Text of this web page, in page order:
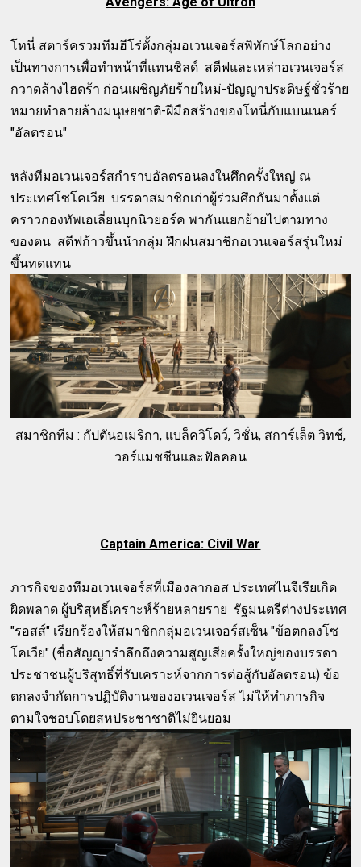
โทนี่ สตาร์ครวมทีมฮีโร่ตั้งกลุ่มอเวนเจอร์สพิทักษ์โลกอย่าง
เป็นทางการเพื่อทำหน้าที่แทนชิลด์ สตีฟและเหล่าอเวนเจอร์ส
กวาดล้างไฮดร้า ก่อนเผชิญภัยร้ายใหม่-ปัญญาประดิษฐ์ชั่วร้าย
หมายทำลายล้างมนุษยชาติ-ฝีมือสร้างของโทนี่กับแบนเนอร์
"อัลตรอน"
หลังทีมอเวนเจอร์สกำราบอัลตรอนลงในศึกครั้งใหญ่ ณ
ประเทศโซโคเวีย บรรดาสมาชิกเก่าผู้ร่วมศึกกันมาตั้งแต่
คราวกองทัพเอเลี่ยนบุกนิวยอร์ค พากันแยกย้ายไปตามทาง
ของตน สตีฟก้าวขึ้นนำกลุ่ม ฝึกฝนสมาชิกอเวนเจอร์สรุ่นใหม่
ขึ้นทดแทน
สมาชิกทีม : กัปตันอเมริกา, แบล็ควิโดว์, วิชั่น, สการ์เล็ต วิทช์,
วอร์แมชชีนและฟัลคอน
Captain America: Civil War
ภารกิจของทีมอเวนเจอร์สที่เมืองลากอส ประเทศไนจีเรียเกิด
ผิดพลาด ผู้บริสุทธิ์เคราะห์ร้ายหลายราย รัฐมนตรีต่างประเทศ
"รอสส์" เรียกร้องให้สมาชิกกลุ่มอเวนเจอร์สเซ็น "ข้อตกลงโซ
โคเวีย" (ชื่อสัญญารำลึกถึงความสูญเสียครั้งใหญ่ของบรรดา
ประชาชนผู้บริสุทธิ์ที่รับเคราะห์จากการต่อสู้กับอัลตรอน) ข้อ
ตกลงจำกัดการปฏิบัติงานของอเวนเจอร์ส ไม่ให้ทำภารกิจ
ตามใจชอบโดยสหประชาชาติไม่ยินยอม